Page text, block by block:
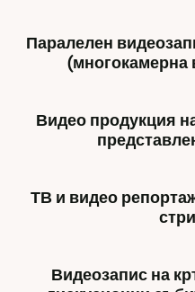
Паралелен
(многокамерна
Видео продукция
ТВ и видео
Видеозапис на